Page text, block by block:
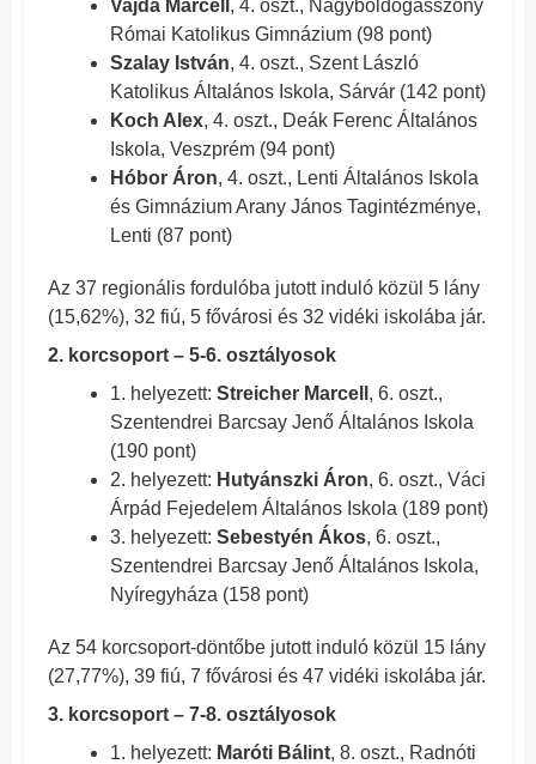
Vajda Marcell , 4. oszt., Nagyboldogasszony
Római Katolikus Gimnázium (98 pont)
Szalay István, 4. oszt., Szent László
Katolikus Általános Iskola, Sárvár (142 pont)
Koch Alex, 4. oszt., Deák Ferenc Általános
Iskola, Veszprém (94 pont)
Hóbor Áron, 4. oszt., Lenti Általános Iskola
és Gimnázium Arany János Tagintézménye,
Lenti (87 pont)
Az 37 regionális fordulóba jutott induló közül 5 lány
(15,62%), 32 fiú, 5 fővárosi és 32 vidéki iskolába jár.
2. korcsoport – 5-6. osztályosok
1. helyezett: Streicher Marcell , 6. oszt.,
Szentendrei Barcsay Jenő Általános Iskola
(190 pont)
2. helyezett: Hutyánszki Áron, 6. oszt., Váci
Árpád Fejedelem Általános Iskola (189 pont)
3. helyezett: Sebestyén Ákos, 6. oszt.,
Szentendrei Barcsay Jenő Általános Iskola,
Nyíregyháza (158 pont)
Az 54 korcsoport-döntőbe jutott induló közül 15 lány
(27,77%), 39 fiú, 7 fővárosi és 47 vidéki iskolába jár.
3. korcsoport – 7-8. osztályosok
1. helyezett: Maróti Bálint, 8. oszt., Radnóti